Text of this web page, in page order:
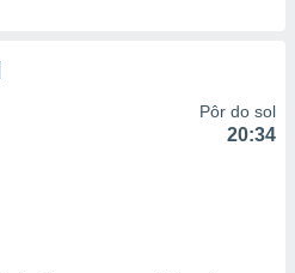
Pôr do sol
20:34